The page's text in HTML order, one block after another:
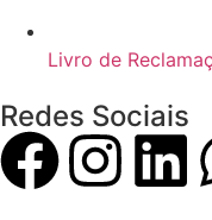
Livro de
Redes Sociais